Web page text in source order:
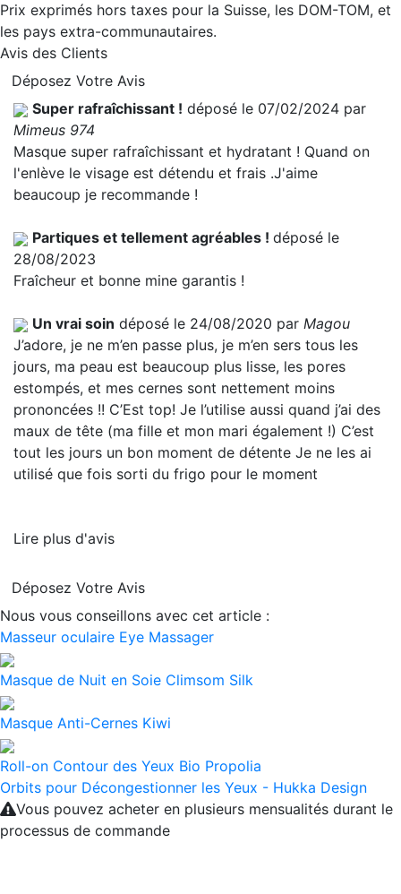
Prix exprimés hors taxes pour la Suisse, les DOM-TOM, et
les pays extra-communautaires.
Avis des Clients
Déposez Votre Avis
Super rafraîchissant ! déposé le 07/02/2024 par
Mimeus 974
Masque super rafraîchissant et hydratant ! Quand on
l'enlève le visage est détendu et frais .J'aime
beaucoup je recommande !
Partiques et tellement agréables ! déposé le
28/08/2023
Fraîcheur et bonne mine garantis !
Un vrai soin déposé le 24/08/2020 par Magou
J’adore, je ne m’en passe plus, je m’en sers tous les
jours, ma peau est beaucoup plus lisse, les pores
estompés, et mes cernes sont nettement moins
prononcées !! C’Est top! Je l’utilise aussi quand j’ai des
maux de tête (ma fille et mon mari également !) C’est
tout les jours un bon moment de détente Je ne les ai
utilisé que fois sorti du frigo pour le moment
Lire plus d'avis
Déposez Votre Avis
Nous vous conseillons avec cet article :
Masseur oculaire Eye Massager
Masque de Nuit en Soie Climsom Silk
Masque Anti-Cernes Kiwi
Roll-on Contour des Yeux Bio Propolia
Orbits pour Décongestionner les Yeux - Hukka Design
Vous pouvez acheter en plusieurs mensualités durant le
processus de commande